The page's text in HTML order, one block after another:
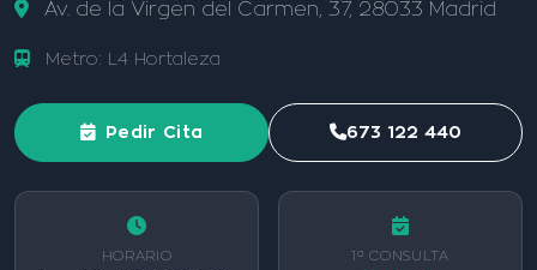
Av. de la Virgen del Carmen, 37, 28033 Madrid
Metro: L4 Hortaleza
Pedir Cita 673 122 440
HORARIO 1ª CONSULTA